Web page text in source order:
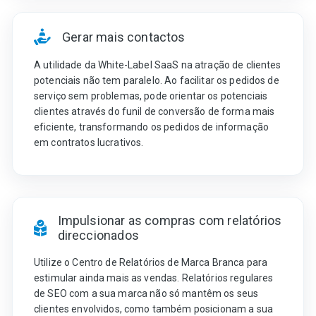
Gerar mais contactos
A utilidade da White-Label SaaS na atração de clientes
potenciais não tem paralelo. Ao facilitar os pedidos de
serviço sem problemas, pode orientar os potenciais
clientes através do funil de conversão de forma mais
eficiente, transformando os pedidos de informação
em contratos lucrativos.
Impulsionar as compras com relatórios
direccionados
Utilize o Centro de Relatórios de Marca Branca para
estimular ainda mais as vendas. Relatórios regulares
de SEO com a sua marca não só mantêm os seus
clientes envolvidos, como também posicionam a sua